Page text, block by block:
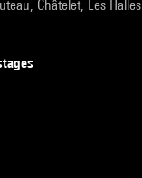
Châtelet, Les Halles